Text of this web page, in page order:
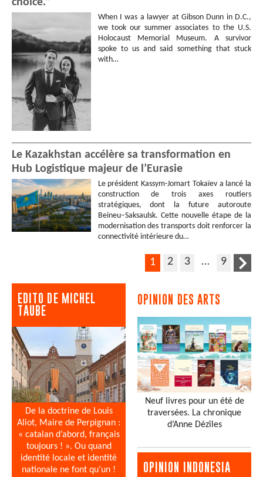
When I was a lawyer at Gibson Dunn in D.C.,
we took our summer associates to the U.S.
Holocaust Memorial Museum. A survivor
spoke to us and said something that stuck
with…
Le Kazakhstan accélère sa transformation en
Hub Logistique majeur de l’Eurasie
Le président Kassym-Jomart Tokaïev a lancé la
construction de trois axes routiers
stratégiques, dont la future autoroute
Beineu–Saksaulsk. Cette nouvelle étape de la
modernisation des transports doit renforcer la
connectivité intérieure du…
1 2 3 … 9
EDITO DE MICHEL
TAUBE
De la doctrine de Louis
Aliot, Maire de Perpignan :
« catalan d’abord, français
toujours ! ». Ou quand
identité locale et identité
nationale ne font qu’un !
OPINION DES ARTS
Neuf livres pour un été de
traversées. La chronique
d’Anne Dézîles
OPINION INDONESIA